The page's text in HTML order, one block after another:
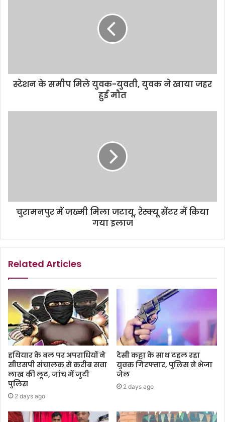
e
स्टेशन के समीप मिले युवक-युवती, युवक ने खाया जहर
हुई माैत
चुरामनपुर में जख्मी मिला जटायू, रेस्क्यू सेंटर में किया
गया इलाज
Related Articles
हथियार के बल पर अपराधियों ने
सीएसपी संचालक से करीब सवा
लाख की लूट, जांच में जुटी
पुलिस
2 days ago
देसी कट्टा के साथ टहल रहा
युवक गिरफ्तार, पुलिस ने भेजा
जेल
2 days ago